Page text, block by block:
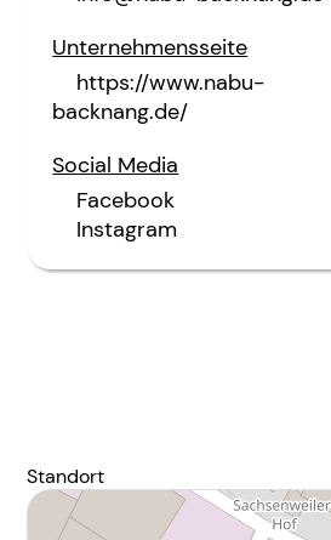
Unternehmensseite
https://www.nabu-
backnang.de/
Social Media
Facebook
Instagram
Standort